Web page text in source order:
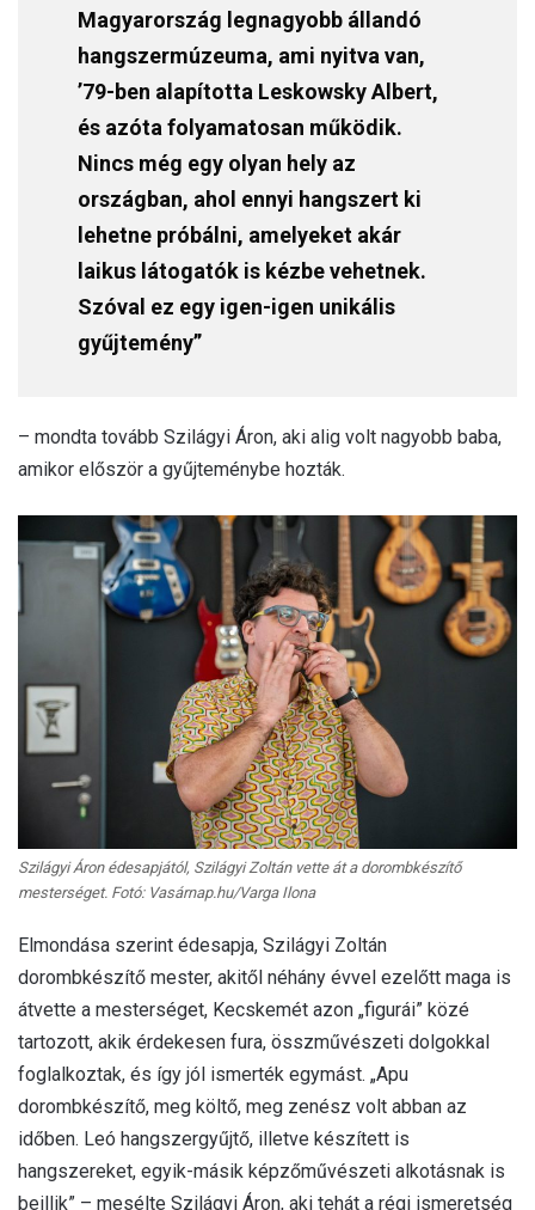
Magyarország legnagyobb állandó
hangszermúzeuma, ami nyitva van,
’79-ben alapította Leskowsky Albert,
és azóta folyamatosan működik.
Nincs még egy olyan hely az
országban, ahol ennyi hangszert ki
lehetne próbálni, amelyeket akár
laikus látogatók is kézbe vehetnek.
Szóval ez egy igen-igen unikális
gyűjtemény”
– mondta tovább Szilágyi Áron, aki alig volt nagyobb baba,
amikor először a gyűjteménybe hozták.
Szilágyi Áron édesapjától, Szilágyi Zoltán vette át a dorombkészítő
mesterséget. Fotó: Vasárnap.hu/Varga Ilona
Elmondása szerint édesapja, Szilágyi Zoltán
dorombkészítő mester, akitől néhány évvel ezelőtt maga is
átvette a mesterséget, Kecskemét azon „figurái” közé
tartozott, akik érdekesen fura, összművészeti dolgokkal
foglalkoztak, és így jól ismerték egymást. „Apu
dorombkészítő, meg költő, meg zenész volt abban az
időben. Leó hangszergyűjtő, illetve készített is
hangszereket, egyik-másik képzőművészeti alkotásnak is
beillik” – mesélte Szilágyi Áron, aki tehát a régi ismeretség